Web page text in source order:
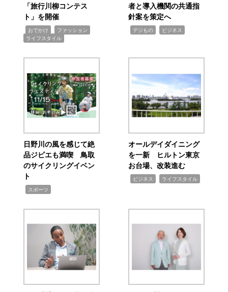
「旅行川柳コンテス
ト」を開催
おでかけ ファッション
ライフスタイル
者と導入機関の共通指
針案を策定へ
デジもの ビジネス
日野川の風を感じて絶
品ジビエも満喫 鳥取
のサイクリングイベン
ト
スポーツ
オールデイダイニング
を一新 ヒルトン東京
お台場、改装進む
ビジネス ライフスタイル